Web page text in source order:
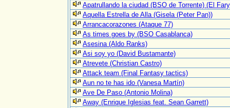
Apatrullando la ciudad (BSO de Torrente) (El
Aquella Estrella de Alla (Gisela (Peter Pan))
Arrancacorazones (Ataque 77)
As times goes by (BSO Casablanca)
Asesina (Aldo Ranks)
Asi soy yo (David Bustamante)
Atrevete (Christian Castro)
Attack team (Final Fantasy tactics)
Aun no te has ido (Vanesa Martín)
Ave De Paso (Antonio Molina)
Away (Enrique Iglesias feat. Sean Garrett)